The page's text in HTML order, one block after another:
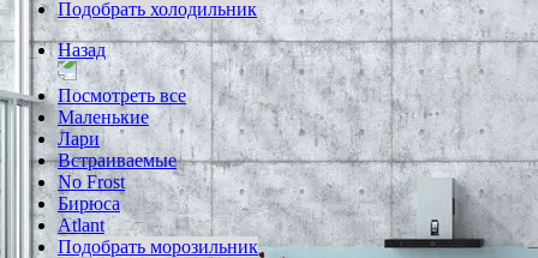
Подобрать холодильник
Назад
Посмотреть все
Маленькие
Лари
Встраиваемые
No Frost
Бирюса
Atlant
Подобрать морозильник